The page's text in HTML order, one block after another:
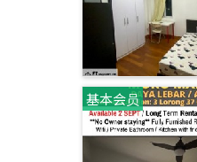
基本会员